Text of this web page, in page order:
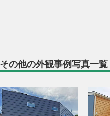
その他の外観事例写真一覧